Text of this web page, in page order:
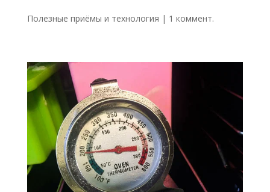
Полезные приёмы и технология | 1 коммент.